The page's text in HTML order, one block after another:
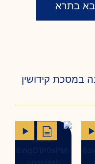
בתרא
במסכת קידושין